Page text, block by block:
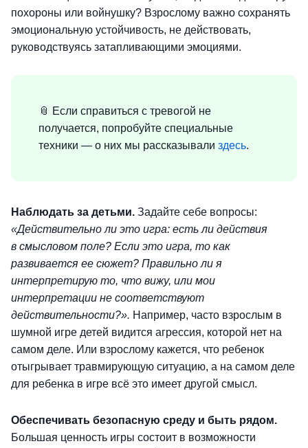
похороны или войнушку? Взрослому важно сохранять
эмоциональную устойчивость, не действовать,
руководствуясь затапливающими эмоциями.
📎 Если справиться с тревогой не
получается, попробуйте специальные
техники — о них мы рассказывали здесь.
Наблюдать за детьми. Задайте себе вопросы:
«Действительно ли это игра: есть ли действия
в смысловом поле? Если это игра, то как
развивается ее сюжет? Правильно ли я
интерпретирую то, что вижу, или мои
интерпретации не соответствуют
действительности?». Например, часто взрослым в
шумной игре детей видится агрессия, которой нет на
самом деле. Или взрослому кажется, что ребенок
отыгрывает травмирующую ситуацию, а на самом деле
для ребенка в игре всё это имеет другой смысл.
Обеспечивать безопасную среду и быть рядом.
Большая ценность игры состоит в возможности